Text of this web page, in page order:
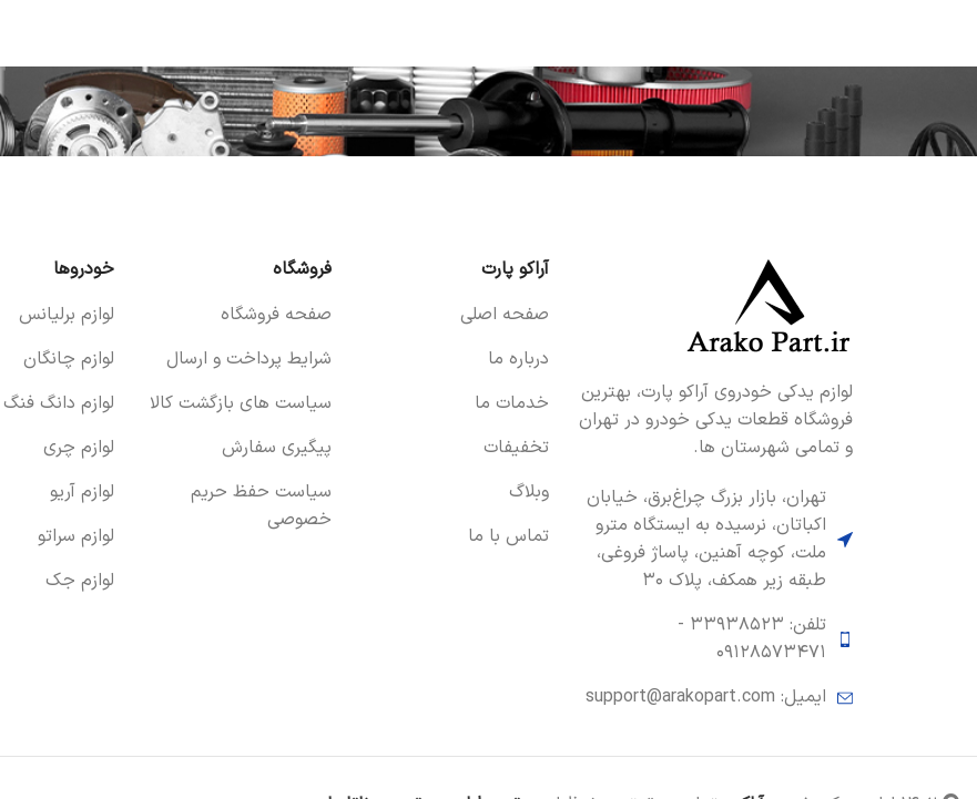
لوازم یدکی خودروی آراکو پارت، بهترین
فروشگاه قطعات یدکی خودرو در تهران
و تمامی شهرستان ها.
تهران، بازار بزرگ چراغ‌برق، خیابان
اکباتان، نرسیده به ایستگاه مترو
ملت، کوچه آهنین، پاساژ فروغی،
طبقه زیر همکف، پلاک ۳۰
تلفن: ۳۳۹۳۸۵۲۳ -
۰۹۱۲۸۵۷۳۴۷۱
ایمیل: support@arakopart.com
آراکو پارت
صفحه اصلی
درباره ما
خدمات ما
تخفیفات
وبلاگ
تماس با ما
فروشگاه
صفحه فروشگاه
شرایط پرداخت و ارسال
سیاست های بازگشت کالا
پیگیری سفارش
سیاست حفظ حریم
خصوصی
خودروها
لوازم برلیانس
لوازم چانگان
لوازم دانگ فنگ
لوازم چری
لوازم آریو
لوازم سراتو
لوازم جک